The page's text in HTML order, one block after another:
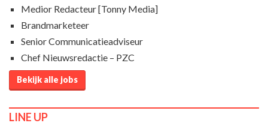
Medior Redacteur [Tonny Media]
Brandmarketeer
Senior Communicatieadviseur
Chef Nieuwsredactie – PZC
Bekijk alle jobs
LINE UP